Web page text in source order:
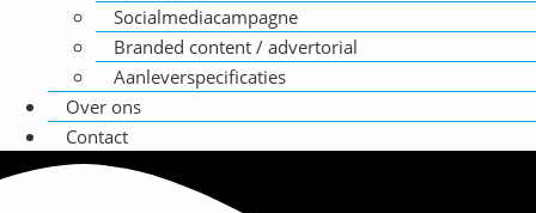
Socialmediacampagne
Branded content / advertorial
Aanleverspecificaties
Over ons
Contact